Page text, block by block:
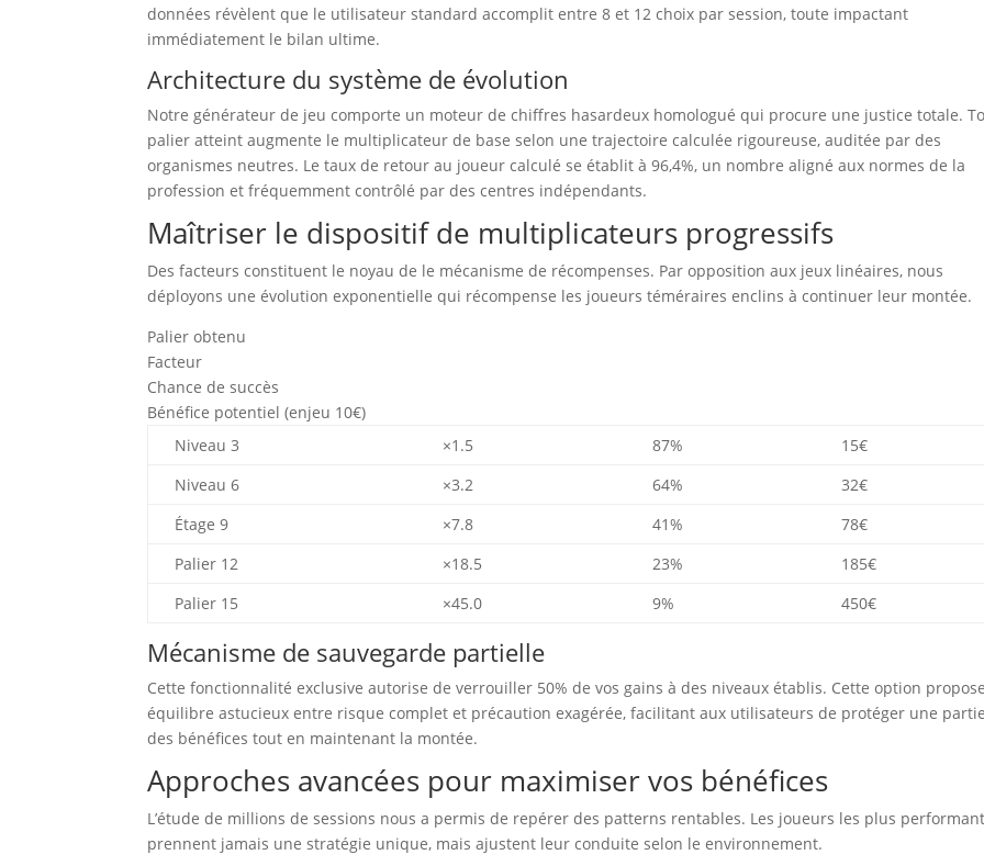
données révèlent que le utilisateur standard accomplit entre 8 et 12 choix par session, toute impactant
immédiatement le bilan ultime.
Architecture du système de évolution
Notre générateur de jeu comporte un moteur de chiffres hasardeux homologué qui procure une justice totale.
palier atteint augmente le multiplicateur de base selon une trajectoire calculée rigoureuse, auditée par des
organismes neutres. Le taux de retour au joueur calculé se établit à 96,4%, un nombre aligné aux normes de la
profession et fréquemment contrôlé par des centres indépendants.
Maîtriser le dispositif de multiplicateurs progressifs
Des facteurs constituent le noyau de le mécanisme de récompenses. Par opposition aux jeux linéaires, nous
déployons une évolution exponentielle qui récompense les joueurs téméraires enclins à continuer leur montée.
Palier obtenu
Facteur
Chance de succès
Bénéfice potentiel (enjeu 10€)
Niveau 3
×1.5 87%
15€
Niveau 6
×3.2 64%
32€
Étage 9
×7.8 41%
78€
Palier 12
×18.5 23%
185€
Palier 15
×45.0 9% 450€
Mécanisme de sauvegarde partielle
Cette fonctionnalité exclusive autorise de verrouiller 50% de vos gains à des niveaux établis. Cette option
équilibre astucieux entre risque complet et précaution exagérée, facilitant aux utilisateurs de protéger une partie
des bénéfices tout en maintenant la montée.
Approches avancées pour maximiser vos bénéfices
L’étude de millions de sessions nous a permis de repérer des patterns rentables. Les joueurs les plus
prennent jamais une stratégie unique, mais ajustent leur conduite selon le environnement.